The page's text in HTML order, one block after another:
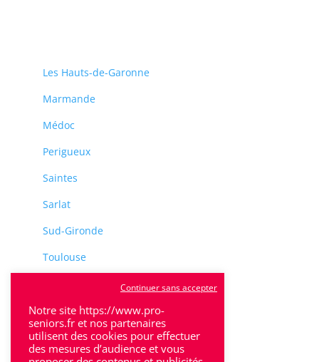
Les Hauts-de-Garonne
Marmande
Médoc
Perigueux
Saintes
Sarlat
Sud-Gironde
Toulouse
Villeneuve-Sur-Lot
Notre site https://www.pro-
seniors.fr et nos partenaires
utilisent des cookies pour effectuer
des mesures d’audience et vous
Continuer sans accepter